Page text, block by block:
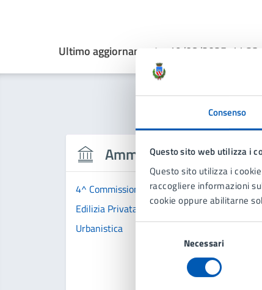
Consenso
Questo sito web utilizza i
Questo sito utilizza i
raccogliere informazioni
cookie oppure abilitarne
Necessari
Ultimo aggiornamento: 19/08/2025, 11:23
Amministrazione
4^ Commissione Territorio, Trasporti,
Edilizia Privata
Urbanistica